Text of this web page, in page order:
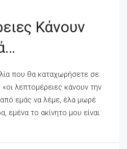
Κάνουν
που θα καταχωρήσετε σε
λεπτομέρειες κάνουν την
εμάς να λέμε, έλα μωρέ
εμένα το ακίνητο μου είναι